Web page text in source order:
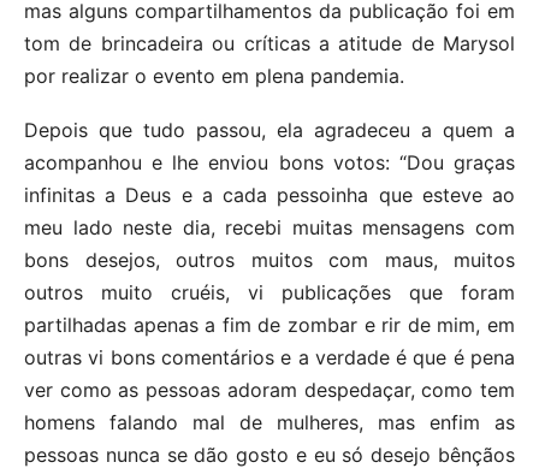
mas alguns compartilhamentos da publicação foi em
tom de brincadeira ou críticas a atitude de Marysol
por realizar o evento em plena pandemia.
Depois que tudo passou, ela agradeceu a quem a
acompanhou e lhe enviou bons votos: “Dou graças
infinitas a Deus e a cada pessoinha que esteve ao
meu lado neste dia, recebi muitas mensagens com
bons desejos, outros muitos com maus, muitos
outros muito cruéis, vi publicações que foram
partilhadas apenas a fim de zombar e rir de mim, em
outras vi bons comentários e a verdade é que é pena
ver como as pessoas adoram despedaçar, como tem
homens falando mal de mulheres, mas enfim as
pessoas nunca se dão gosto e eu só desejo bênçãos